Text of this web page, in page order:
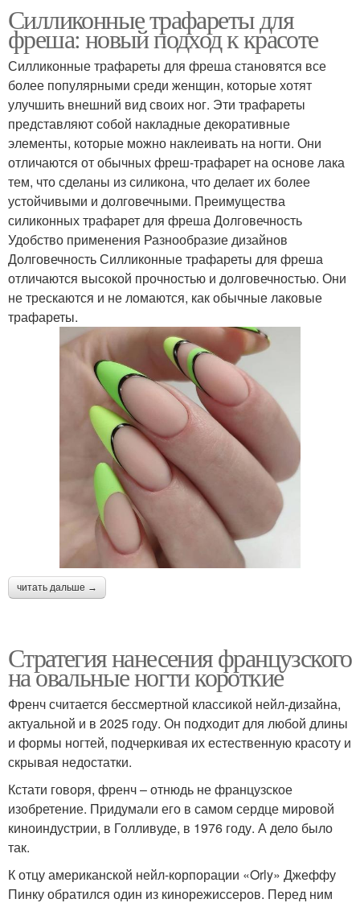
Силликонные трафареты для
фреша: новый подход к красоте
Силликонные трафареты для фреша становятся все
более популярными среди женщин, которые хотят
улучшить внешний вид своих ног. Эти трафареты
представляют собой накладные декоративные
элементы, которые можно наклеивать на ногти. Они
отличаются от обычных фреш-трафарет на основе лака
тем, что сделаны из силикона, что делает их более
устойчивыми и долговечными. Преимущества
силиконных трафарет для фреша Долговечность
Удобство применения Разнообразие дизайнов
Долговечность Силликонные трафареты для фреша
отличаются высокой прочностью и долговечностью. Они
не трескаются и не ломаются, как обычные лаковые
трафареты.
читать дальше →
Стратегия нанесения французского
на овальные ногти короткие
Френч считается бессмертной классикой нейл-дизайна,
актуальной и в 2025 году. Он подходит для любой длины
и формы ногтей, подчеркивая их естественную красоту и
скрывая недостатки.
Кстати говоря, френч – отнюдь не французское
изобретение. Придумали его в самом сердце мировой
киноиндустрии, в Голливуде, в 1976 году. А дело было
так.
К отцу американской нейл-корпорации «Orly» Джеффу
Пинку обратился один из кинорежиссеров. Перед ним